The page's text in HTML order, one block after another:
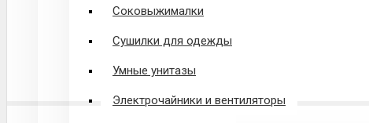
Соковыжималки
Сушилки для одежды
Умные унитазы
Электрочайники и вентиляторы